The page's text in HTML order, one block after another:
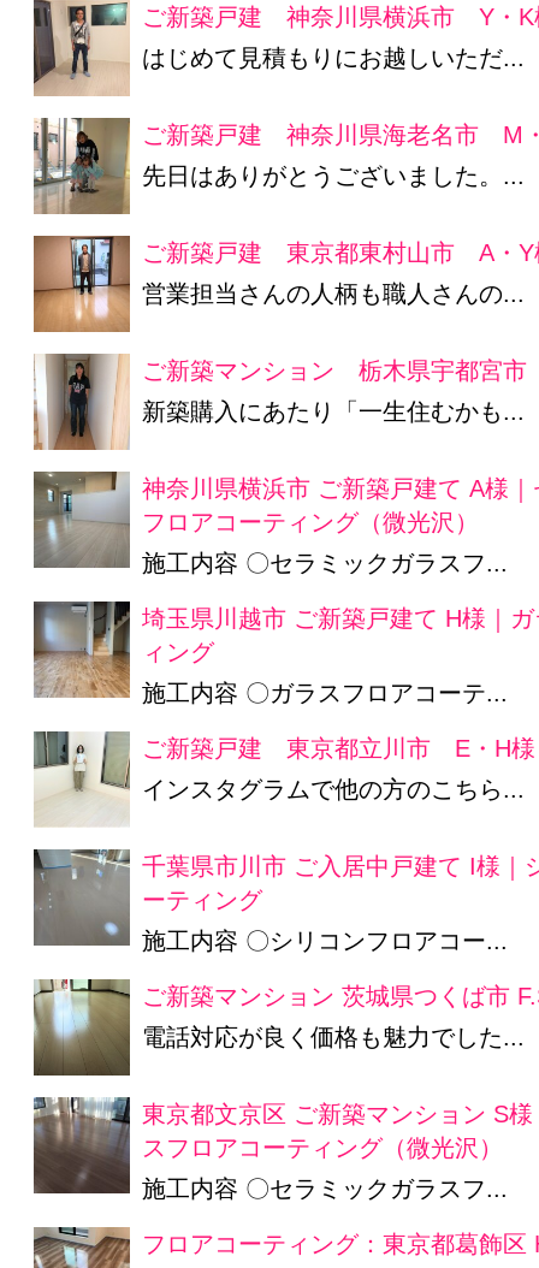
ご新築戸建 神奈川県横浜市 Y・K
はじめて見積もりにお越しいただ...
ご新築戸建 神奈川県海老名市 M
先日はありがとうございました。...
ご新築戸建 東京都東村山市 A・Y
営業担当さんの人柄も職人さんの...
ご新築マンション 栃木県宇都宮
新築購入にあたり「一生住むかも...
神奈川県横浜市 ご新築戸建て A様
フロアコーティング（微光沢）
施工内容 〇セラミックガラスフ...
埼玉県川越市 ご新築戸建て H様｜
ィング
施工内容 〇ガラスフロアコーテ...
ご新築戸建 東京都立川市 E・H様
インスタグラムで他の方のこちら...
千葉県市川市 ご入居中戸建て I様｜
ーティング
施工内容 〇シリコンフロアコー...
ご新築マンション 茨城県つくば市
電話対応が良く価格も魅力でした...
東京都文京区 ご新築マンション S
スフロアコーティング（微光沢）
施工内容 〇セラミックガラスフ...
フロアコーティング：東京都葛飾区